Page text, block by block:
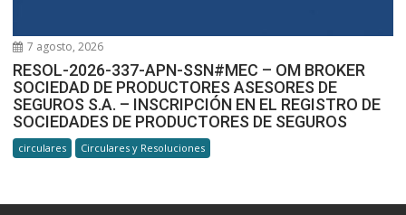
7 agosto, 2026
RESOL-2026-337-APN-SSN#MEC – OM BROKER
SOCIEDAD DE PRODUCTORES ASESORES DE
SEGUROS S.A. – INSCRIPCIÓN EN EL REGISTRO DE
SOCIEDADES DE PRODUCTORES DE SEGUROS
circulares Circulares y Resoluciones